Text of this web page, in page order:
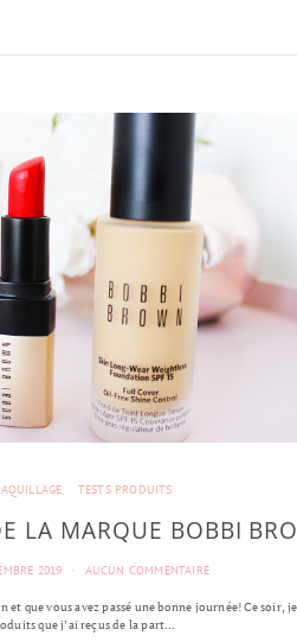
TESTS PRODUITS
LA MARQUE BOBBI
2019 AUCUN COMMENTAIRE
et que vous avez passé une bonne journée! Ce soir,
que j’ai reçus de la part…